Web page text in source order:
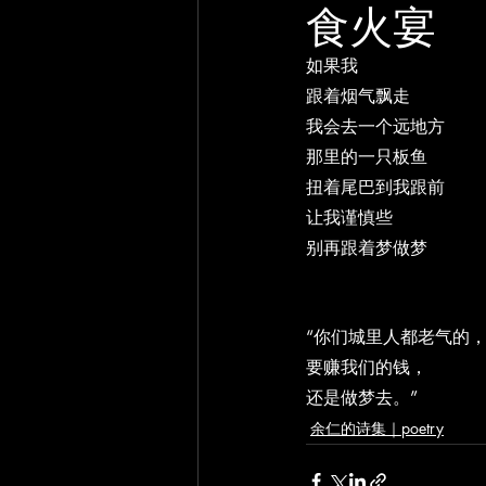
食火宴
如果我
跟着烟气飘走
我会去一个远地方
那里的一只板鱼
扭着尾巴到我跟前
让我谨慎些
别再跟着梦做梦
“你们城里人都老气的，
要赚我们的钱，
还是做梦去。”
余仁的诗集｜poetry